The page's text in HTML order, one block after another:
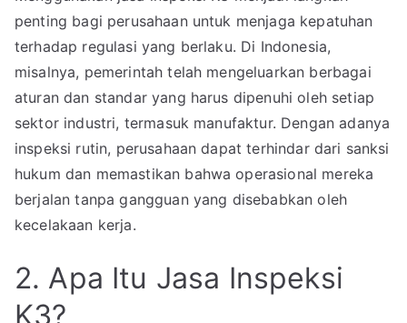
penting bagi perusahaan untuk menjaga kepatuhan
terhadap regulasi yang berlaku. Di Indonesia,
misalnya, pemerintah telah mengeluarkan berbagai
aturan dan standar yang harus dipenuhi oleh setiap
sektor industri, termasuk manufaktur. Dengan adanya
inspeksi rutin, perusahaan dapat terhindar dari sanksi
hukum dan memastikan bahwa operasional mereka
berjalan tanpa gangguan yang disebabkan oleh
kecelakaan kerja.
2. Apa Itu Jasa Inspeksi
K3?